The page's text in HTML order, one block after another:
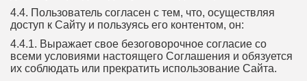
4.4. Пользователь согласен с тем, что, осуществляя
доступ к Сайту и пользуясь его контентом, он:
4.4.1. Выражает свое безоговорочное согласие со
всеми условиями настоящего Соглашения и обязуется
их соблюдать или прекратить использование Сайта.